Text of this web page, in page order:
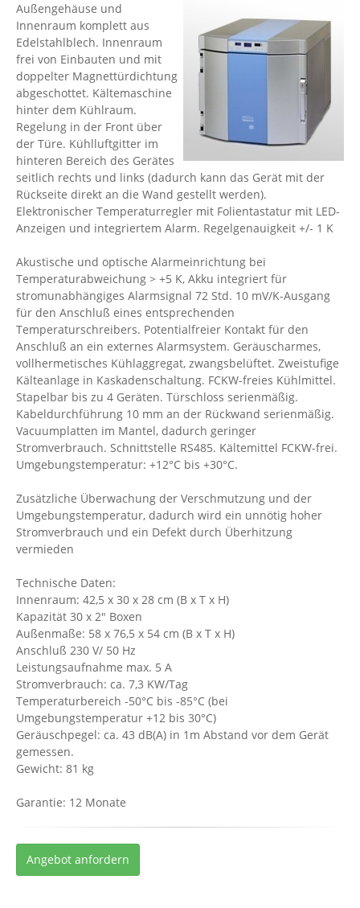
Außengehäuse und
Innenraum komplett aus
Edelstahlblech. Innenraum
frei von Einbauten und mit
doppelter Magnettürdichtung
abgeschottet. Kältemaschine
hinter dem Kühlraum.
Regelung in der Front über
der Türe. Kühlluftgitter im
hinteren Bereich des Gerätes
seitlich rechts und links (dadurch kann das Gerät mit der
Rückseite direkt an die Wand gestellt werden).
Elektronischer Temperaturregler mit Folientastatur mit LED-
Anzeigen und integriertem Alarm. Regelgenauigkeit +/- 1 K
Akustische und optische Alarmeinrichtung bei
Temperaturabweichung > +5 K, Akku integriert für
stromunabhängiges Alarmsignal 72 Std. 10 mV/K-Ausgang
für den Anschluß eines entsprechenden
Temperaturschreibers. Potentialfreier Kontakt für den
Anschluß an ein externes Alarmsystem. Geräuscharmes,
vollhermetisches Kühlaggregat, zwangsbelüftet. Zweistufige
Kälteanlage in Kaskadenschaltung. FCKW-freies Kühlmittel.
Stapelbar bis zu 4 Geräten. Türschloss serienmäßig.
Kabeldurchführung 10 mm an der Rückwand serienmäßig.
Vacuumplatten im Mantel, dadurch geringer
Stromverbrauch. Schnittstelle RS485. Kältemittel FCKW-frei.
Umgebungstemperatur: +12°C bis +30°C.
Zusätzliche Überwachung der Verschmutzung und der
Umgebungstemperatur, dadurch wird ein unnötig hoher
Stromverbrauch und ein Defekt durch Überhitzung
vermieden
Technische Daten:
Innenraum: 42,5 x 30 x 28 cm (B x T x H)
Kapazität 30 x 2" Boxen
Außenmaße: 58 x 76,5 x 54 cm (B x T x H)
Anschluß 230 V/ 50 Hz
Leistungsaufnahme max. 5 A
Stromverbrauch: ca. 7,3 KW/Tag
Temperaturbereich -50°C bis -85°C (bei
Umgebungstemperatur +12 bis 30°C)
Geräuschpegel: ca. 43 dB(A) in 1m Abstand vor dem Gerät
gemessen.
Gewicht: 81 kg
Garantie: 12 Monate
Angebot anfordern